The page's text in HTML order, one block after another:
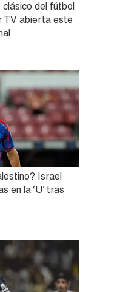
del fútbol
TV abierta este
Israel
en la ‘U’ tras